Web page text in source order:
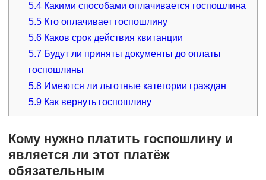
5.4 Какими способами оплачивается госпошлина
5.5 Кто оплачивает госпошлину
5.6 Каков срок действия квитанции
5.7 Будут ли приняты документы до оплаты
госпошлины
5.8 Имеются ли льготные категории граждан
5.9 Как вернуть госпошлину
Кому нужно платить госпошлину и
является ли этот платёж
обязательным